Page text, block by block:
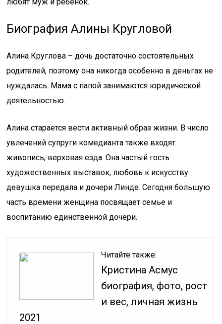
Биография Алины Кругловой
Алина Круглова – дочь достаточно состоятельных
родителей, поэтому она никогда особенно в деньгах не
нуждалась. Мама с папой занимаются юридической
деятельностью.
Алина старается вести активный образ жизни. В число
увлечений супруги комедианта также входят
живопись, верховая езда. Она частый гость
художественных выставок, любовь к искусству
девушка передала и дочери Линде. Сегодня большую
часть времени женщина посвящает семье и
воспитанию единственной дочери.
Читайте также:
Кристина Асмус
биография, фото, рост
и вес, личная жизнь
2021